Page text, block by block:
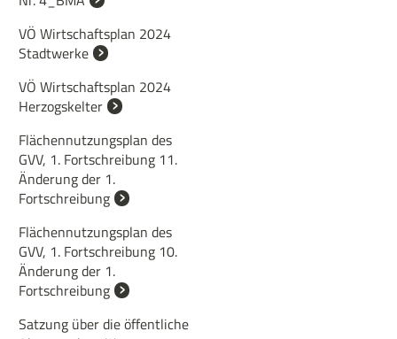
VÖ Wirtschaftsplan 2024
Stadtwerke
VÖ Wirtschaftsplan 2024
Herzogskelter
Flächennutzungsplan des
GVV, 1. Fortschreibung 11.
Änderung der 1.
Fortschreibung
Flächennutzungsplan des
GVV, 1. Fortschreibung 10.
Änderung der 1.
Fortschreibung
Satzung über die öffentliche